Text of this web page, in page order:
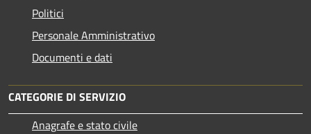
Politici
Personale Amministrativo
Documenti e dati
CATEGORIE DI SERVIZIO
Anagrafe e stato civile